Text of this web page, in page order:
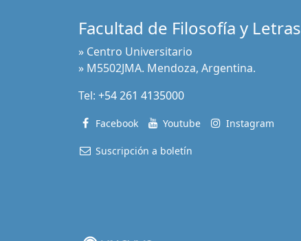
Facultad de Filosofía y Letras
» Centro Universitario
» M5502JMA. Mendoza, Argentina.
Tel: +54 261 4135000
Facebook Youtube Instagram
Suscripción a boletín